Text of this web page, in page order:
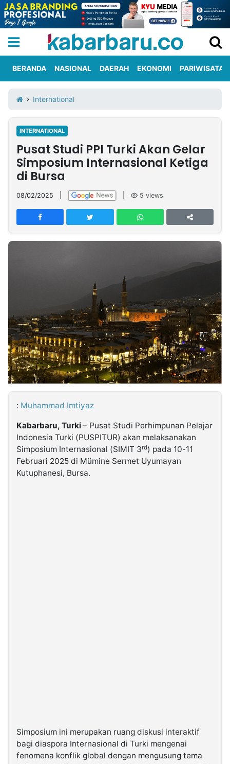
Iklan
Berita
Kami
Nasional
International
Olahraga
Entertainment
Daerah
Pariwisata
Kuliner
Kolom
Network
PT
TREETAN
INDONESIA
NTB
Time
IDN
Jogja
Rakyat
News
Notice
Baru
Follow
Kabarbaru
BERANDA NASIONAL DAERAH EKONOMI PARIWISATA
International
INTERNATIONAL
Pusat Studi PPI Turki Akan Gelar
Simposium Internasional Ketiga
di Bursa
08/02/2025 5 views
: Muhammad Imtiyaz
Kabarbaru, Turki – Pusat Studi Perhimpunan Pelajar
Indonesia Turki (PUSPITUR) akan melaksanakan
Simposium Internasional (SIMIT 3rd) pada 10-11
Februari 2025 di Mümine Sermet Uyumayan
Kutuphanesi, Bursa.
Simposium ini merupakan ruang diskusi interaktif
bagi diaspora Internasional di Turki mengenai
fenomena konflik global dengan mengusung tema